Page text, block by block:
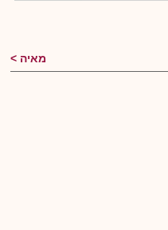
מאיה